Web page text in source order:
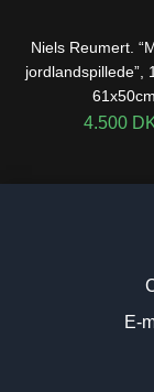
Niels Reumert.
jordlandspillede”,
61x50cm.
4.500
E-